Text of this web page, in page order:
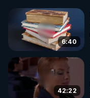
6:40
42:22